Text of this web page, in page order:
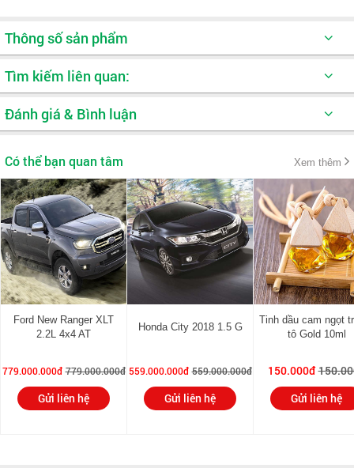
Thông số sản phẩm
Tên sản phẩm:
Hãng:
Kiểu động cơ:
Dung tích xi lanh (cc): 1,495
Công suất cực đại
(Hp/vòng/phút):
120 @ 6300 (or
89.5kW/6300)
Mô men xoắn cực đại
(Nm/vòng/phút):
151 @ 4500
Hệ thống nhiên liệu:
Phun nhiên liệu điện tử đa
Dung tích thùng xăng (lít): 52 L
Hộp số: Hộp số tay 5 cấp
Tìm kiếm liên quan:
Xe oto SUV Xe oto 5 chỗ
Đánh giá & Bình luận
Có thể bạn quan tâm Xem thêm
Ford New Ranger XLT
2.2L 4x4 AT
779.000.000đ 779.000.000đ
Gửi liên hệ
Honda City 2018 1.5 G
559.000.000đ 559.000.000đ
Gửi liên hệ
Tinh dầu cam ngọt
tô Gold 10ml
150.000đ
Gửi liên hệ